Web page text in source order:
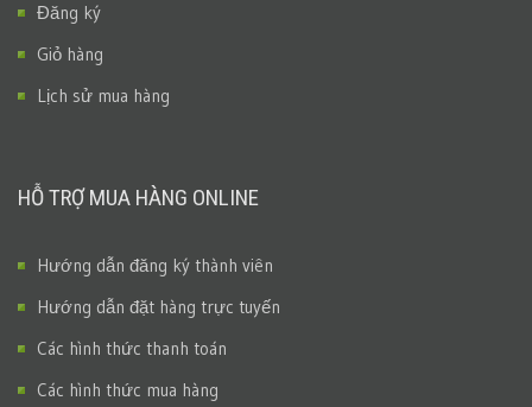
Đăng ký
Giỏ hàng
Lịch sử mua hàng
HỖ TRỢ MUA HÀNG ONLINE
Hướng dẫn đăng ký thành viên
Hướng dẫn đặt hàng trực tuyến
Các hình thức thanh toán
Các hình thức mua hàng